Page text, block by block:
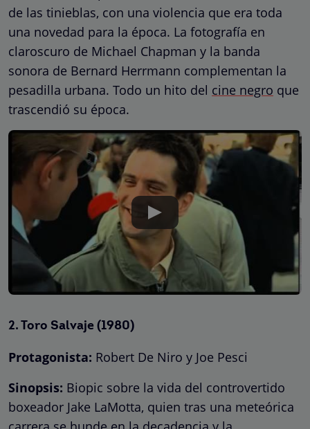
de las tinieblas, con una violencia que era toda
una novedad para la época. La fotografía en
claroscuro de Michael Chapman y la banda
sonora de Bernard Herrmann complementan la
pesadilla urbana. Todo un hito del cine negro que
trascendió su época.
2. Toro Salvaje (1980)
Protagonista: Robert De Niro y Joe Pesci
Sinopsis: Biopic sobre la vida del controvertido
boxeador Jake LaMotta, quien tras una meteórica